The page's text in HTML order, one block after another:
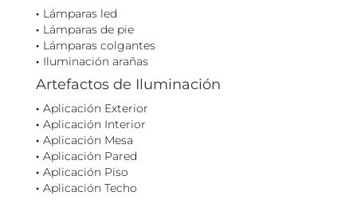
Lámparas led
Lámparas de pie
Lámparas colgantes
Iluminación arañas
Artefactos de Iluminación
Aplicación Exterior
Aplicación Interior
Aplicación Mesa
Aplicación Pared
Aplicación Piso
Aplicación Techo